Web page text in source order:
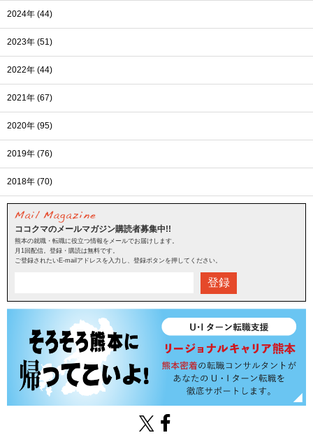
2024年 (44)
2023年 (51)
2022年 (44)
2021年 (67)
2020年 (95)
2019年 (76)
2018年 (70)
ココクマのメールマガジン購読者募集中!!
熊本の就職・転職に役立つ情報をメールでお届けします。
月1回配信。登録・購読は無料です。
ご登録されたいE-mailアドレスを入力し、登録ボタンを押してください。
登録